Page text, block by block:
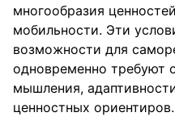
многообразия
мобильности. Эти
возможности для
одновременно требуют
мышления,
ценностных ориентиров.